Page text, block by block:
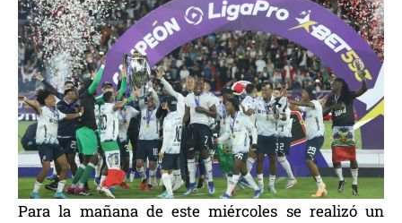
Para la mañana de este miércoles se realizó un